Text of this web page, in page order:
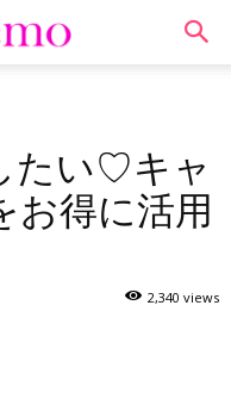
たい♡キャ
お得に活用
2,340 views